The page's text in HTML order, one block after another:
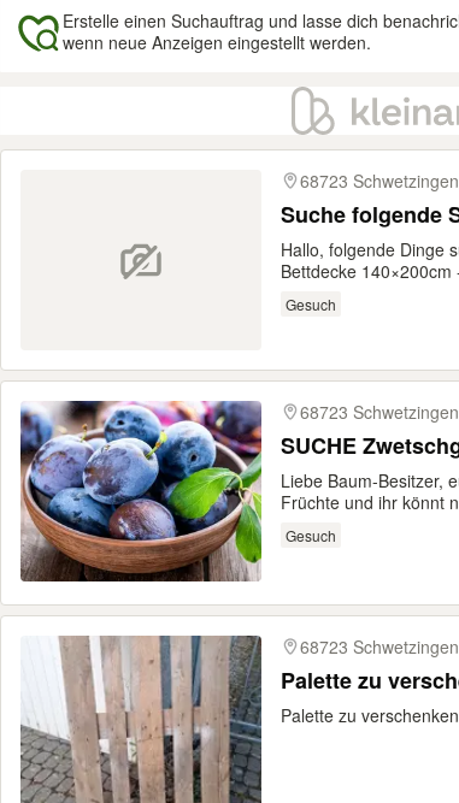
Erstelle einen Suchauftrag und lasse dich
wenn neue Anzeigen eingestellt werden.
Ergebnisse
68723 Schwetzingen
Suche folgende
Hallo, folgende Dinge
Bettdecke 140×200cm
Gesuch
68723 Schwetzingen
SUCHE
Liebe Baum-Besitzer,
Früchte und ihr könnt
Gesuch
68723 Schwetzingen
Palette zu
Palette zu verschenken